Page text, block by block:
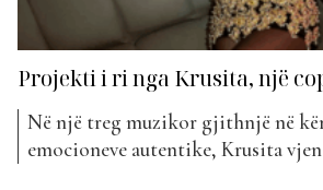
Projekti i ri nga Krusita, një
Në një treg muzikor gjithnjë në
emocioneve autentike, Krusita